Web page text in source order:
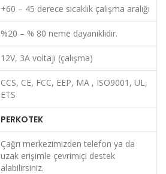
+60 – 45 derece sıcaklık çalışma aralığı
%20 – % 80 neme dayanıklıdır.
12V, 3A voltajı (çalışma)
CCS, CE, FCC, EEP, MA , ISO9001, UL,
ETS
PERKOTEK
Çağrı merkezimizden telefon ya da
uzak erişimle çevrimiçi destek
alabilirsiniz.